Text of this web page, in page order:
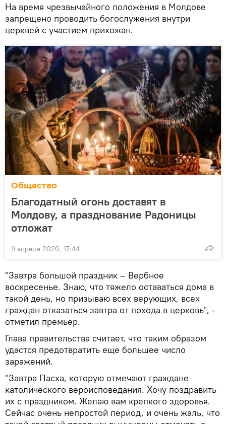
На время чрезвычайного положения в Молдове
запрещено проводить богослужения внутри
церквей с участием прихожан.
Общество
Благодатный огонь доставят в
Молдову, а празднование Радоницы
отложат
9 апреля 2020, 17:44
"Завтра большой праздник – Вербное
воскресенье. Знаю, что тяжело оставаться дома в
такой день, но призываю всех верующих, всех
граждан отказаться завтра от похода в церковь", -
отметил премьер.
Глава правительства считает, что таким образом
удастся предотвратить еще большее число
заражений.
"Завтра Пасха, которую отмечают граждане
католического вероисповедания. Хочу поздравить
их с праздником. Желаю вам крепкого здоровья.
Сейчас очень непростой период, и очень жаль, что